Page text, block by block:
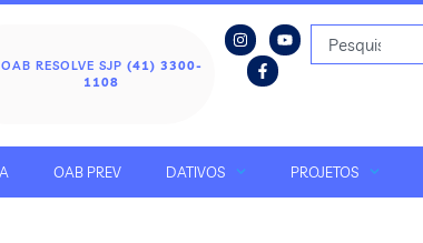
OAB RESOLVE SJP (41) 3300-
1108
OAB PREV DATIVOS PROJETOS